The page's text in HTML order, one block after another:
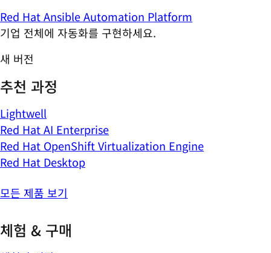
Red Hat Ansible Automation Platform
기업 전체에 자동화를 구현하세요.
새 버전
추천 과정
Lightwell
Red Hat AI Enterprise
Red Hat OpenShift Virtualization Engine
Red Hat Desktop
모든 제품 보기
체험 & 구매